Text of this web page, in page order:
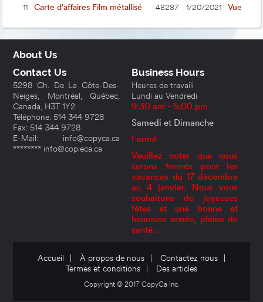
11 Carte d'affaires Film métallisé 48287 1/20/2021 Vue
About Us
Contact Us
5298 Ch. De La Côte-Des-
Neiges, Montréal, Québec,
Canada, H3T 1Y2
Téléphone: 514 344 9728
Fax: 514 344 9728
E-Mail: info@copyca.ca
******** info@copieca.ca
Business Hours
Heures de travaili
Lundi au Vendredi
9:30 am - 5:00 pm
Samedi et Dimanche
Fermé
Veuillez noter que nous
serons fermés pour les
vacances du 17 décembre
au 4 janvier. Nous vous
souhaitons de joyeuses
fêtes et une bonne et
heureuse année, pleine de
santé. .
Accueil À propos de nous Contactez nous
Termes et conditions
Des articles
Copyright © 2017 CopyCa Inc.